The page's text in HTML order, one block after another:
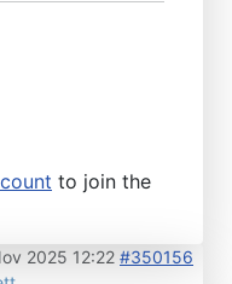
to join the
2025 12:22 #350156